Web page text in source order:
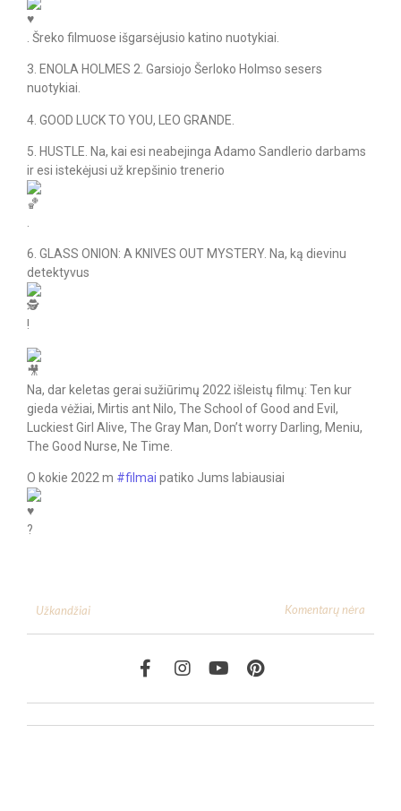
. Šreko filmuose išgarsėjusio katino nuotykiai.
3. ENOLA HOLMES 2. Garsiojo Šerloko Holmso sesers
nuotykiai.
4. GOOD LUCK TO YOU, LEO GRANDE.
5. HUSTLE. Na, kai esi neabejinga Adamo Sandlerio darbams
ir esi istekėjusi už krepšinio trenerio
6. GLASS ONION: A KNIVES OUT MYSTERY. Na, ką dievinu
detektyvus
!
Na, dar keletas gerai sužiūrimų 2022 išleistų filmų: Ten kur
gieda vėžiai, Mirtis ant Nilo, The School of Good and Evil,
Luckiest Girl Alive, The Gray Man, Don’t worry Darling, Meniu,
The Good Nurse, Ne Time.
O kokie 2022 m #filmai patiko Jums labiausiai
?
Užkandžiai Komentarų nėra